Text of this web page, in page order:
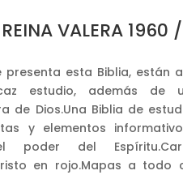
VALERA 1960 /
esta Biblia, están
estudio, además de
de Dios.Una Biblia de
y elementos
del
en rojo.Mapas a todo